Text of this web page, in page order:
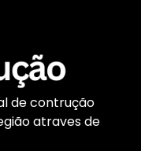
de contrução
atraves de